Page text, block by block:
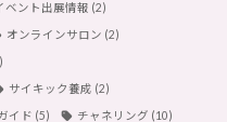
ベント出展情報 (2)
オンラインサロン (2)
サイキック養成 (2)
イド (5) チャネリング (10)